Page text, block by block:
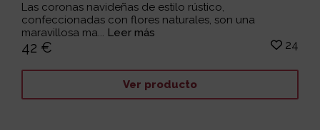
Las coronas navideñas de estilo rústico,
confeccionadas con flores naturales, son una
maravillosa ma... Leer más
42 € 24
Ver producto